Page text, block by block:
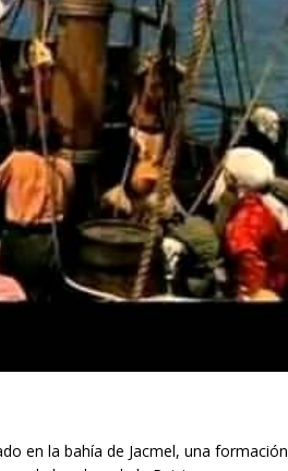
en la bahía de Jacmel, una formación